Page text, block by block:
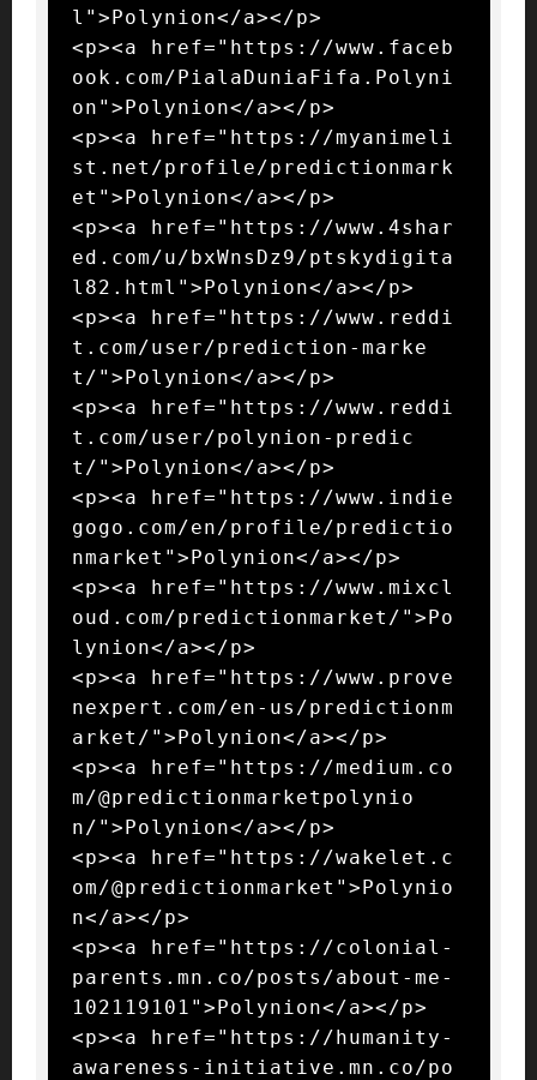
l">Polynion</a></p>
<p><a href="https://www.faceb
ook.com/PialaDuniaFifa.Polyni
on">Polynion</a></p>
<p><a href="https://myanimeli
st.net/profile/predictionmark
et">Polynion</a></p>
<p><a href="https://www.4shar
ed.com/u/bxWnsDz9/ptskydigita
l82.html">Polynion</a></p>
<p><a href="https://www.reddi
t.com/user/prediction-marke
t/">Polynion</a></p>
<p><a href="https://www.reddi
t.com/user/polynion-predic
t/">Polynion</a></p>
<p><a href="https://www.indie
gogo.com/en/profile/predictio
nmarket">Polynion</a></p>
<p><a href="https://www.mixcl
oud.com/predictionmarket/">Po
lynion</a></p>
<p><a href="https://www.prove
nexpert.com/en-us/predictionm
arket/">Polynion</a></p>
<p><a href="https://medium.co
m/@predictionmarketpolynio
n/">Polynion</a></p>
<p><a href="https://wakelet.c
om/@predictionmarket">Polynio
n</a></p>
<p><a href="https://colonial-
parents.mn.co/posts/about-me-
102119101">Polynion</a></p>
<p><a href="https://humanity-
awareness-initiative.mn.co/po